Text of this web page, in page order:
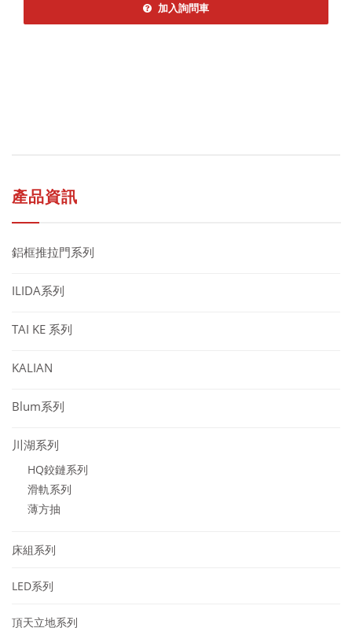
產品資訊
鋁框推拉門系列
ILIDA系列
TAI KE 系列
KALIAN
Blum系列
川湖系列
HQ鉸鏈系列
滑軌系列
薄方抽
床組系列
LED系列
頂天立地系列
加入詢問車